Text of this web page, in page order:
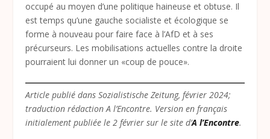
occupé au moyen d’une politique haineuse et obtuse. Il
est temps qu’une gauche socialiste et écologique se
forme à nouveau pour faire face à l’AfD et à ses
précurseurs. Les mobilisations actuelles contre la droite
pourraient lui donner un «coup de pouce».
Article publié dans Sozialistische Zeitung, février 2024;
traduction rédaction A l’Encontre. Version en français
initialement publiée le 2 février sur le site d’A l’Encontre.